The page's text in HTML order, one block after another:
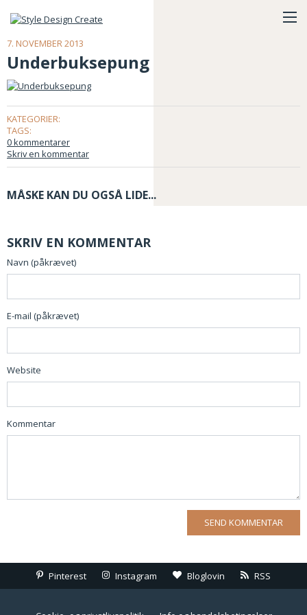
7. NOVEMBER 2013
Underbuksepung
KATEGORIER:
TAGS:
0 kommentarer
Skriv en kommentar
MÅSKE KAN DU OGSÅ LIDE...
SKRIV EN KOMMENTAR
Navn (påkrævet)
E-mail (påkrævet)
Website
Kommentar
Pinterest Instagram Bloglovin RSS